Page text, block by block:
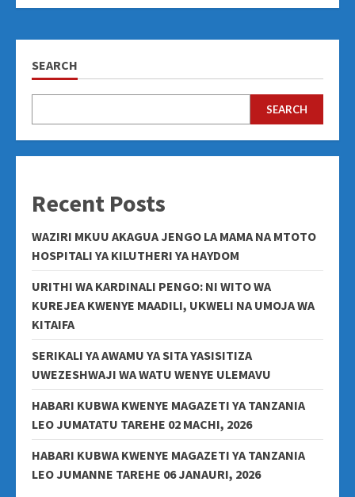
SEARCH
SEARCH
Recent Posts
WAZIRI MKUU AKAGUA JENGO LA MAMA NA MTOTO
HOSPITALI YA KILUTHERI YA HAYDOM
URITHI WA KARDINALI PENGO: NI WITO WA
KUREJEA KWENYE MAADILI, UKWELI NA UMOJA WA
KITAIFA
SERIKALI YA AWAMU YA SITA YASISITIZA
UWEZESHWAJI WA WATU WENYE ULEMAVU
HABARI KUBWA KWENYE MAGAZETI YA TANZANIA
LEO JUMATATU TAREHE 02 MACHI, 2026
HABARI KUBWA KWENYE MAGAZETI YA TANZANIA
LEO JUMANNE TAREHE 06 JANAURI, 2026